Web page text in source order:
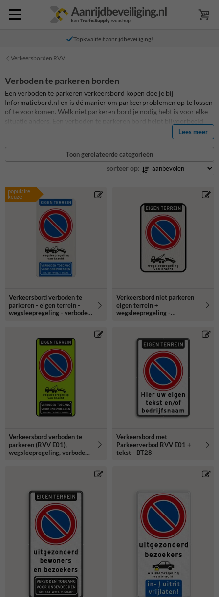
Topkwaliteit aanrijdbeveiliging!
Verkeersborden RVV
Verboden te parkeren borden
Een verboden te parkeren verkeersbord kopen doe je bij
Informatiebord.nl en is dé manier om parkeerproblemen op te lossen
of te voorkomen. Welk niet parkeren bord je nodig hebt is voor elke
situatie anders. Een verboden te parkeren bord helpt bijvoorbeeld
om foutparkeerders te voorkomen, maar een gepersonaliseerd
parkeerverbodsbord zorgt ook voor duidelijkheid bij bewoners en
bezoekers. Je kunt een standaard niet parkeren bord kopen voor
jouw prive parkeerplaats, maar je kunt ook zelf jouw eigen terrein
bord met verboden te parkeren ontwerpen en personaliseren. Kies
Alle niet parkeren verkeersborden op Informatiebord.nl zijn van de
hoogste kwaliteit en standaard voorzien van retro-reflecterende folie.
De levensduur op alle parkeerborden is daardoor tenminste 15 jaar
en daarmee van de hoogste kwaliteit van Nederland!
Lees meer
Toon gerelateerde categorieën
sorteer op:
populaire
keuze
Verkeersbord verboden te
parkeren - eigen terrein -
wegsleepregeling - verboden
Verkeersbord niet parkeren
eigen terrein +
wegsleepregeling -
Verkeersbord verboden te
parkeren (RVV E01),
wegsleepregeling, verboden
Verkeersbord met
Parkeerverbod RVV E01 +
tekst - BT28